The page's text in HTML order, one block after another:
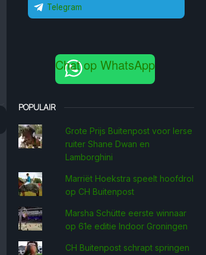
Telegram
Chat op WhatsApp
POPULAIR
Grote Prijs Buitenpost voor Ierse
ruiter Shane Dwan en
Lamborghini
Marriët Hoekstra speelt hoofdrol
op CH Buitenpost
Marsha Schütte eerste win­naar
op 61e editie Indoor Groningen
CH Buitenpost schrapt springen